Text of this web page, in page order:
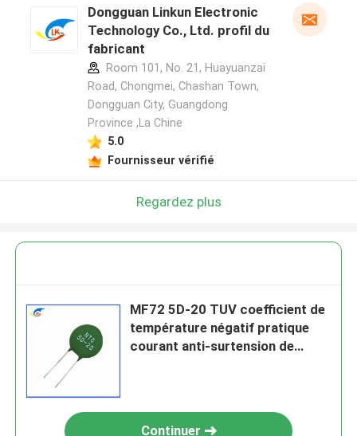
Dongguan Linkun Electronic
Technology Co., Ltd. profil du
fabricant
Room 101, No. 21, Huayuanzai
Road, Chongmei, Chashan Town,
Dongguan City, Guangdong
Province ,La Chine
5.0
Fournisseur vérifié
Regardez plus
MF72 5D-20 TUV coefficient de
température négatif pratique
courant anti-surtension de
Continuer